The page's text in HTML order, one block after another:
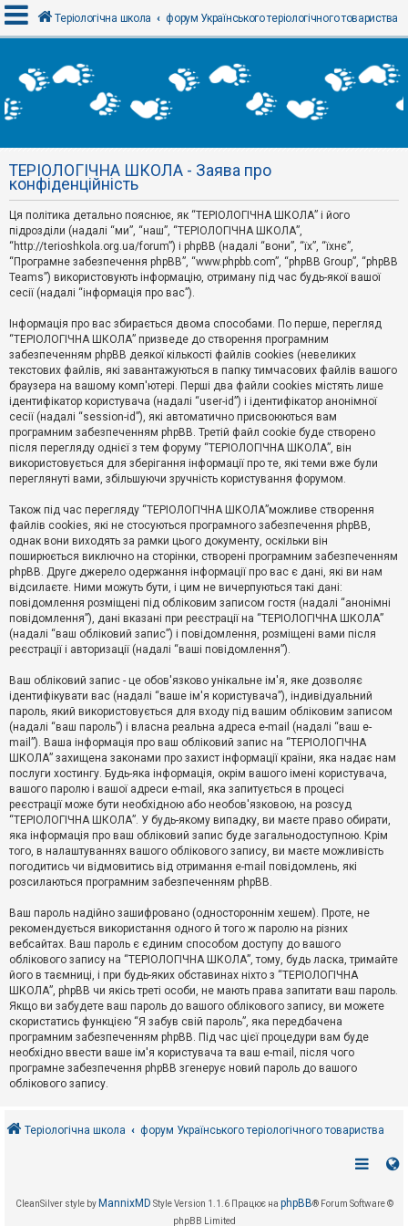
х
і
Р
е
с
т
р
а
ц
і
я
Т
е
м
и
б
е
з
в
і
д
о
і
д
е
й
А
т
и
в
е
м
и
П
о
ш
у
Д
о
м
о
г
Теріологічна школа форум Українського теріологічного товариства
ТЕРІОЛОГІЧНА ШКОЛА - Заява про
конфіденційність
Ця політика детально пояснює, як “ТЕРІОЛОГІЧНА ШКОЛА” і його
підрозділи (надалі “ми”, “наш”, “ТЕРІОЛОГІЧНА ШКОЛА”,
“http://terioshkola.org.ua/forum”) і phpBB (надалі “вони”, “їх”, “їхнє”,
“Програмне забезпечення phpBB”, “www.phpbb.com”, “phpBB Group”, “phpBB
Teams”) використовують інформацію, отриману під час будь-якої вашої
сесії (надалі “інформація про вас”).
Інформація про вас збирається двома способами. По перше, перегляд
“ТЕРІОЛОГІЧНА ШКОЛА” призведе до створення програмним
забезпеченням phpBB деякої кількості файлів cookies (невеликих
текстових файлів, які завантажуються в папку тимчасових файлів вашого
браузера на вашому комп'ютері. Перші два файли cookies містять лише
ідентифікатор користувача (надалі “user-id”) і ідентифікатор анонімної
сесії (надалі “session-id”), які автоматично присвоюються вам
програмним забезпеченням phpBB. Третій файл cookie буде створено
після перегляду однієї з тем форуму “ТЕРІОЛОГІЧНА ШКОЛА”, він
використовується для зберігання інформації про те, які теми вже були
переглянуті вами, збільшуючи зручність користування форумом.
Також під час перегляду “ТЕРІОЛОГІЧНА ШКОЛА”можливе створення
файлів cookies, які не стосуються програмного забезпечення phpBB,
однак вони виходять за рамки цього документу, оскільки він
поширюється виключно на сторінки, створені програмним забезпеченням
phpBB. Друге джерело одержання інформації про вас є дані, які ви нам
відсилаєте. Ними можуть бути, і цим не вичерпуються такі дані:
повідомлення розміщені під обліковим записом гостя (надалі “анонімні
повідомлення”), дані вказані при реєстрації на “ТЕРІОЛОГІЧНА ШКОЛА”
(надалі “ваш обліковий запис”) і повідомлення, розміщені вами після
реєстрації і авторизації (надалі “ваші повідомлення”).
Ваш обліковий запис - це обов'язково унікальне ім'я, яке дозволяє
ідентифікувати вас (надалі “ваше ім'я користувача”), індивідуальний
пароль, який використовується для входу під вашим обліковим записом
(надалі “ваш пароль”) і власна реальна адреса e-mail (надалі “ваш e-
mail”). Ваша інформація про ваш обліковий запис на “ТЕРІОЛОГІЧНА
ШКОЛА” захищена законами про захист інформації країни, яка надає нам
послуги хостингу. Будь-яка інформація, окрім вашого імені користувача,
вашого паролю і вашої адреси e-mail, яка запитується в процесі
реєстрації може бути необхідною або необов'язковою, на розсуд
“ТЕРІОЛОГІЧНА ШКОЛА”. У будь-якому випадку, ви маєте право обирати,
яка інформація про ваш обліковий запис буде загальнодоступною. Крім
того, в налаштуваннях вашого облікового запису, ви маєте можливість
погодитись чи відмовитись від отримання e-mail повідомлень, які
розсилаються програмним забезпеченням phpBB.
Ваш пароль надійно зашифровано (одностороннім хешем). Проте, не
рекомендується використання одного й того ж паролю на різних
вебсайтах. Ваш пароль є єдиним способом доступу до вашого
облікового запису на “ТЕРІОЛОГІЧНА ШКОЛА”, тому, будь ласка, тримайте
його в таємниці, і при будь-яких обставинах ніхто з “ТЕРІОЛОГІЧНА
ШКОЛА”, phpBB чи якісь треті особи, не мають права запитати ваш пароль.
Якщо ви забудете ваш пароль до вашого облікового запису, ви можете
скористатись функцією “Я забув свій пароль”, яка передбачена
програмним забезпеченням phpBB. Під час цієї процедури вам буде
необхідно ввести ваше ім'я користувача та ваш e-mail, після чого
програмне забезпечення phpBB згенерує новий пароль до вашого
облікового запису.
Теріологічна школа форум Українського теріологічного товариства
CleanSilver style by MannixMD Style Version 1.1.6 Працює на phpBB® Forum Software ©
phpBB Limited